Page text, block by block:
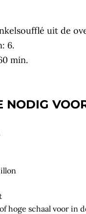
uit de
6.
min.
NODIG
hoge schaal voor in